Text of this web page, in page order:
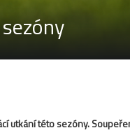
utkání této sezóny.